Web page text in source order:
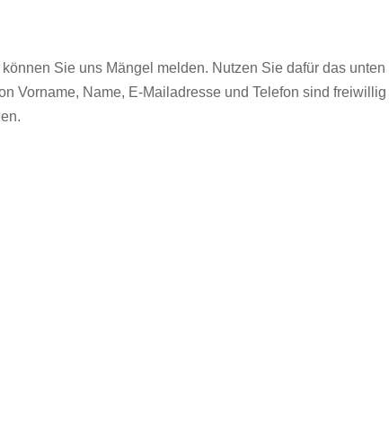
Sie uns Mängel melden. Nutzen Sie dafür das unten
Vorname, Name, E-Mailadresse und Telefon sind freiwillig